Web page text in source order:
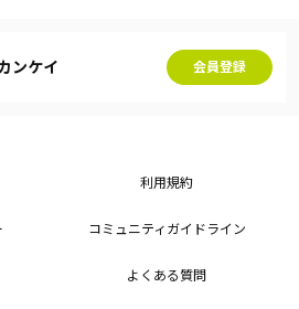
ンケイ 会員登録
利用規約
コミュニティガイドライン
よくある質問